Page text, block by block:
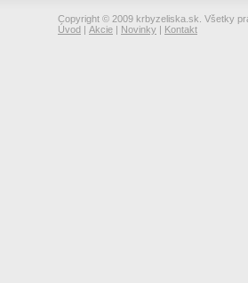
Copyright © 2009 krbyzeliska.sk. Všetky
Úvod | Akcie | Novinky | Kontakt